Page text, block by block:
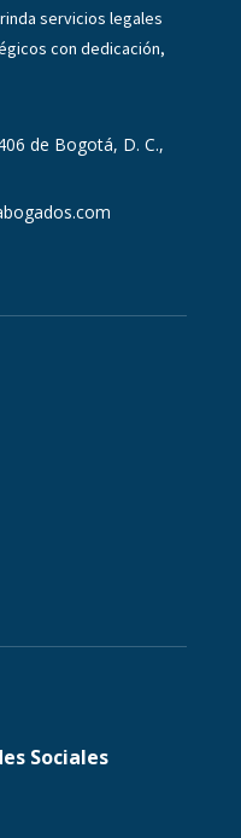
servicios legales
con dedicación,
de Bogotá, D. C.,
Sociales